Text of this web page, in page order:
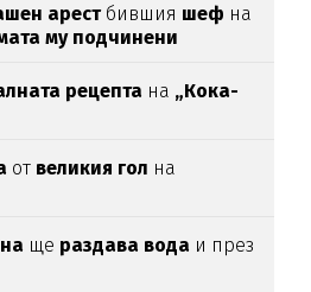
арестбившия шеф на
му подчинени
рецепта на „Кока-
от великия гол на
ще раздава вода и през